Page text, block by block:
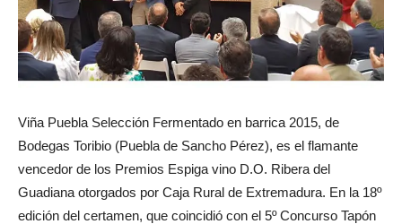
Viña Puebla Selección Fermentado en barrica 2015, de
Bodegas Toribio (Puebla de Sancho Pérez), es el flamante
vencedor de los Premios Espiga vino D.O. Ribera del
Guadiana otorgados por Caja Rural de Extremadura. En la 18º
edición del certamen, que coincidió con el 5º Concurso Tapón